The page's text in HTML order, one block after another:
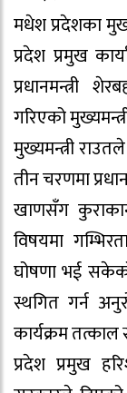
मधेश प्रदेशका
प्रदेश प्रमुख
प्रधानमन्त्री
गरिएको
मुख्यमन्त्री
तीन चरणमा
खाणसँग
विषयमा
घोषणा भई
स्थगित गर्न
कार्यक्रम तत्काल
प्रदेश प्रमुख